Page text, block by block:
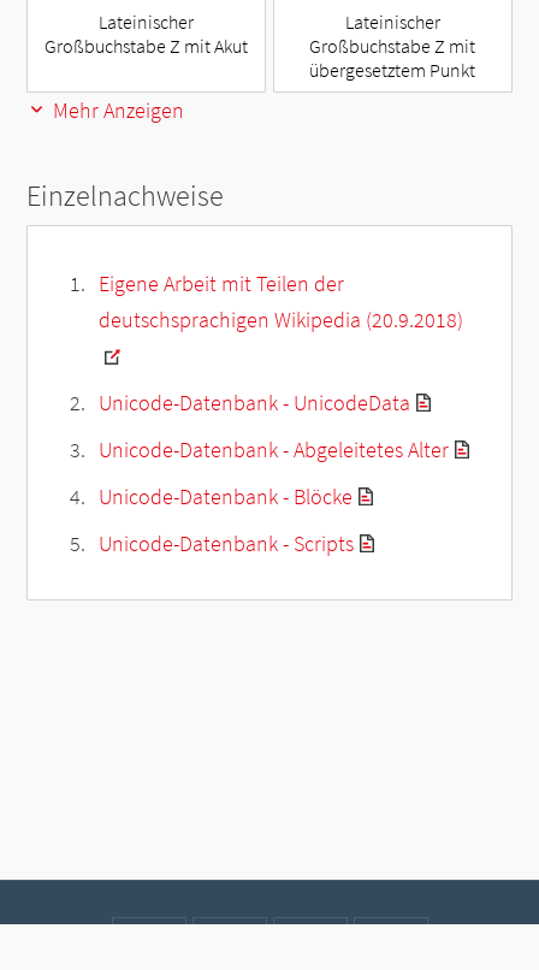
Lateinischer
Großbuchstabe Z mit Akut
Lateinischer
Großbuchstabe Z mit
übergesetztem Punkt
Mehr Anzeigen
Einzelnachweise
Eigene Arbeit mit Teilen der
deutschsprachigen Wikipedia (20.9.2018)
Unicode-Datenbank - UnicodeData
Unicode-Datenbank - Abgeleitetes Alter
Unicode-Datenbank - Blöcke
Unicode-Datenbank - Scripts